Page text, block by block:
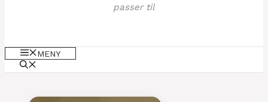
passer til
MENY